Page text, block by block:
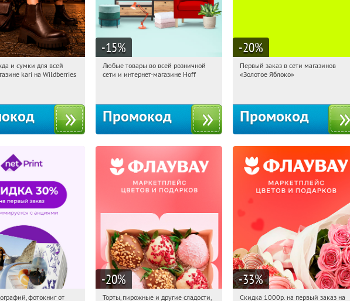
Получили:
и сумки для всей
kari на Wildberries
-15%
11:08:00 Получили:
Любые товары во всей розничной
сети и интернет-магазине Hoff
Промокод
-20%
11:08:00
Получи первым!
Первый заказ в сети магазинов
«Золотое Яблоко»
Промокод
фотокниг от
-20%
Торты, пирожные и другие сладости,
-33%
Скидка 1000р. на первый заказ на